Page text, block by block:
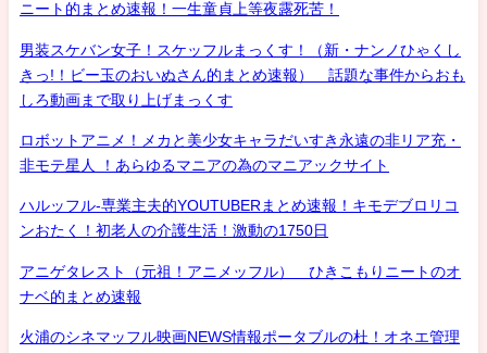
ニート的まとめ速報！一生童貞上等夜露死苦！
男装スケバン女子！スケッフルまっくす！（新・ナンノひゃくし
きっ!！ビー玉のおいぬさん的まとめ速報） 話題な事件からおも
しろ動画まで取り上げまっくす
ロボットアニメ！メカと美少女キャラだいすき永遠の非リア充・
非モテ星人 ！あらゆるマニアの為のマニアックサイト
ハルッフル-専業主夫的YOUTUBERまとめ速報！キモデブロリコ
ンおたく！初老人の介護生活！激動の1750日
アニゲタレスト（元祖！アニメッフル） ひきこもりニートのオ
ナベ的まとめ速報
火浦のシネマッフル映画NEWS情報ポータブルの杜！オネエ管理